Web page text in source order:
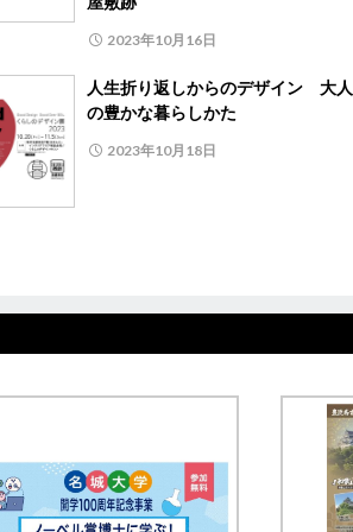
2023年10月16日
人生折り返しからのデザイン 大
の豊かな暮らしかた
2023年10月18日